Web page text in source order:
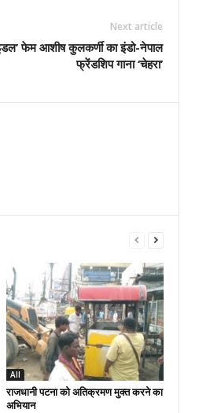
Next article
फेम आशीष कुलकर्णी का इंडो-नेपाल
फ्रेंडशिप गाना ‘चेहरा’
All
राजधानी पटना को अतिक्रमण मुक्त करने का
अभियान